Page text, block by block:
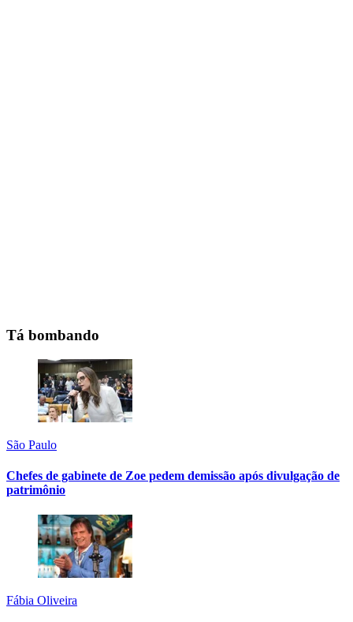
Tá bombando
São Paulo
Chefes de gabinete de Zoe pedem demissão após divulgação de
patrimônio
Fábia Oliveira